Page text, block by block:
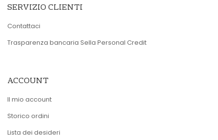
SERVIZIO CLIENTI
Contattaci
Trasparenza bancaria Sella Personal Credit
ACCOUNT
Il mio account
Storico ordini
Lista dei desideri